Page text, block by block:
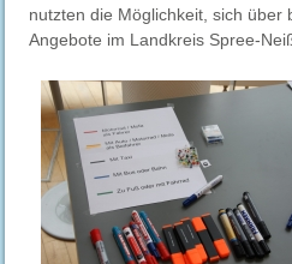
nutzten die Möglichkeit, sich über
Angebote im Landkreis Spree-